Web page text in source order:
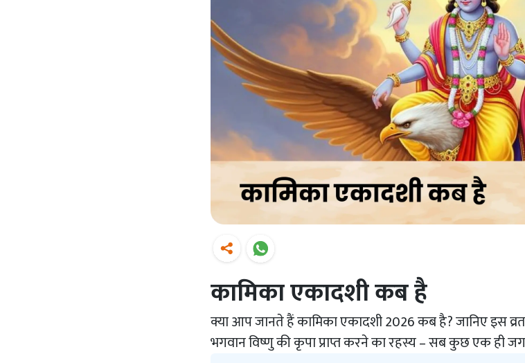
कामिका एकादशी कब है
क्या आप जानते हैं कामिका एकादशी 2026 कब है? जानिए इस व्रत
भगवान विष्णु की कृपा प्राप्त करने का रहस्य – सब कुछ एक ही